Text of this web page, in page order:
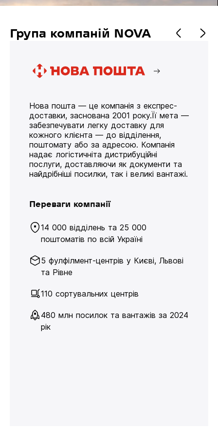
Група компаній NOVA
Нова пошта — це компанія з експрес-
доставки, заснована 2001 року.Її мета —
забезпечувати легку доставку для
кожного клієнта — до відділення,
поштомату або за адресою. Компанія
надає логістичніта дистрибуційні
послуги, доставляючи як документи та
найдрібніші посилки, так і великі вантажі.
Переваги компанії
14 000 відділень та 25 000
поштоматів по всій Україні
5 фулфілмент-центрів у Києві, Львові
та Рівне
110 сортувальних центрів
480 млн посилок та вантажів за 2024
рік